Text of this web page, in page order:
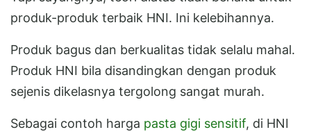
produk-produk terbaik HNI. Ini kelebihannya.
Produk bagus dan berkualitas tidak selalu mahal.
Produk HNI bila disandingkan dengan produk
sejenis dikelasnya tergolong sangat murah.
Sebagai contoh harga pasta gigi sensitif, di HNI